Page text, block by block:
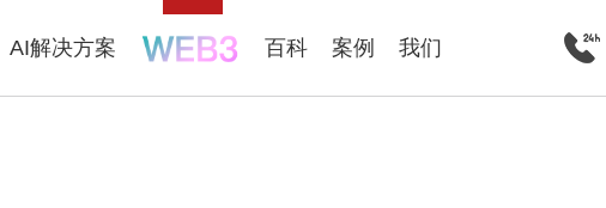
AI解决方案 百科 案例 我们